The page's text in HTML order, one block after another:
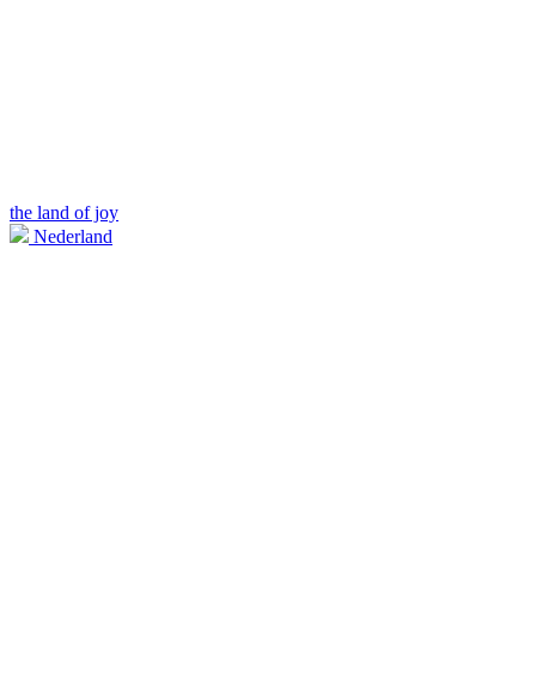
the land of joy
Nederland